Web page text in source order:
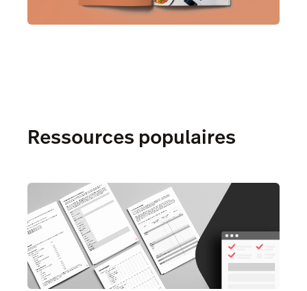
Ressources populaires